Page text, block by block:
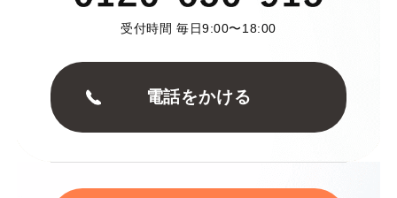
受付時間 毎日9:00〜18:00
電話をかける